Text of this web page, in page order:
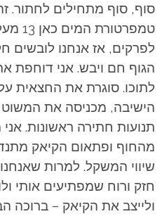
סוף, סוף מתחילים לחתור.
לפרקים, אז אנחנו
הגוף חם ויבש. אני דוחפת
לתוכו. סוגרת את החצאית
הישיבה, מכניסה את
תנועות חתירה ראשונות.
מהחוף ופתאום הקיאק
שיווי המשקל. למרות
חזק ורוח שמפתיעים אותי
ולייצב את הקיאק – ברוכה